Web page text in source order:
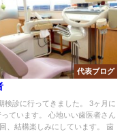
代表ブログ
検診に行ってきました。 3ヶ月に
ています。 心地いい歯医者さん
、結構楽しみにしています。 歯